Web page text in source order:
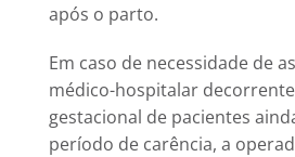
após o parto.
Em caso de necessidade de
médico-hospitalar
gestacional de pacientes
período de carência, a